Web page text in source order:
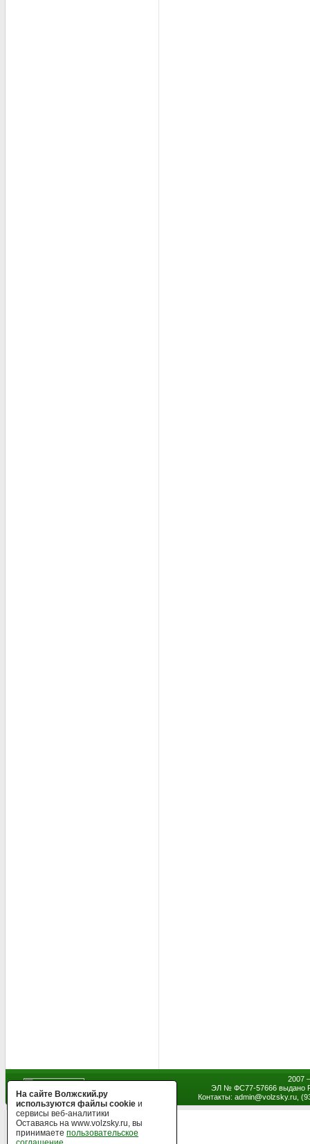
2007
ЭЛ № ФС77-57666 выдано
Контакты: admin@volzsky.ru,
На сайте Волжский.ру
используются файлы cookie и
сервисы веб-аналитики
Оставаясь на www.volzsky.ru, вы
принимаете пользовательское